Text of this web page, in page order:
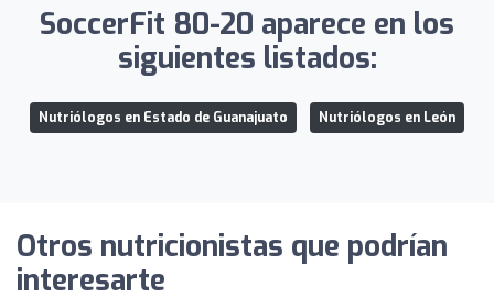
SoccerFit 80-20 aparece en los
siguientes listados:
Nutriólogos en Estado de Guanajuato Nutriólogos en León
Otros nutricionistas que podrían
interesarte